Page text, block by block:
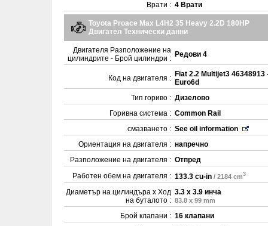
Врати : 4 Врати
Toyota Proace Max L4H2 35 Heavy 2.2D 180HP
Двигател Технически данни
Двигателя Разположение на
цилиндрите - Брой цилиндри : Редови 4
Код на двигателя : Fiat 2.2 Multijet3 46348913
Euro6d
Тип гориво : Дизелово
Горивна система : Common Rail
смазването : See oil information
Ориентация на двигателя : напречно
Разположение на двигателя : Отпред
Работен обем на двигателя : 133.3 cu-in / 2184 cm3
Диаметър на цилиндъра x Ход
на буталото :
3.3 x 3.9 инча
83.8 x 99 mm
Брой клапани : 16 клапани